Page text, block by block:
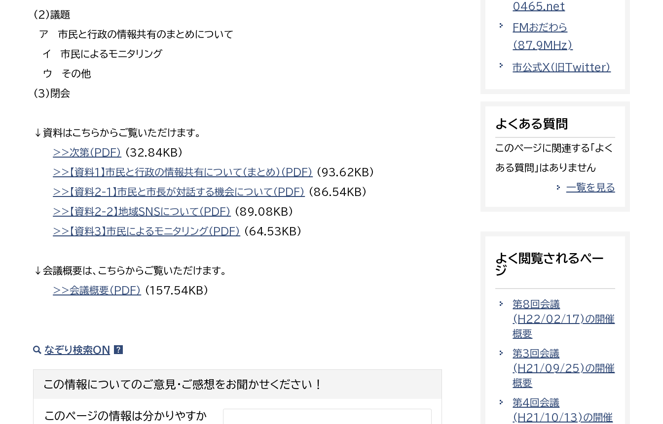
国県事業推進課
みどり公園課
建築課
予防課
警防計画課
救急課
情報司令課
上下水道局
経営総務課
給排水業務課
水道整備課
下水道整備課
浄水管理課
教育部
保健給食課
教育指導課
監査事務局
監査事務局
（2）議題
ア 市民と行政の情報共有のまとめについて
イ 市民によるモニタリング
ウ その他
（3）閉会
↓資料はこちらからご覧いただけます。
>>次第（PDF）
(32.84KB)
>>【資料1】市民と行政の情報共有について（まとめ）（PDF）
(93.62KB)
>>【資料2-1】市民と市長が対話する機会について（PDF）
(86.54KB)
>>【資料2-2】地域SNSについて（PDF）
(89.08KB)
>>【資料3】市民によるモニタリング（PDF）
(64.53KB)
↓会議概要は、こちらからご覧いただけます。
>>会議概要（PDF）
(157.54KB)
なぞり検索ON
この情報についてのご意見・ご感想をお聞かせください！
このページの情報は分かりやすか
0465.net
FMおだわら
（87.9MHz)
市公式X（旧Twitter）
よくある質問
このページに関連する「よく
ある質問」はありません
一覧を見る
よく閲覧されるペー
ジ
第8回会議
(H22/02/17)の開催
概要
第3回会議
(H21/09/25)の開催
概要
第4回会議
(H21/10/13)の開催